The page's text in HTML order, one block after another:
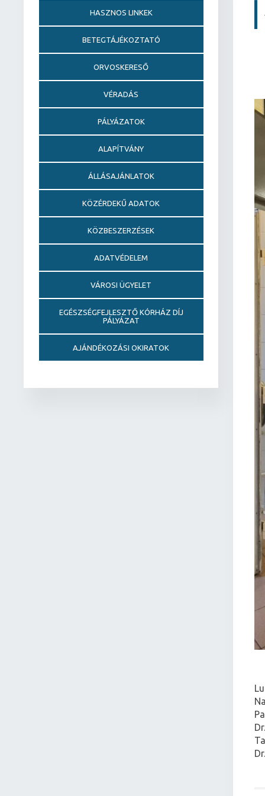
HASZNOS LINKEK
BETEGTÁJÉKOZTATÓ
ORVOSKERESŐ
VÉRADÁS
PÁLYÁZATOK
ALAPÍTVÁNY
ÁLLÁSAJÁNLATOK
KÖZÉRDEKŰ ADATOK
KÖZBESZERZÉSEK
ADATVÉDELEM
VÁROSI ÜGYELET
EGÉSZSÉGFEJLESZTŐ KÓRHÁZ DÍJ
PÁLYÁZAT
AJÁNDÉKOZÁSI OKIRATOK